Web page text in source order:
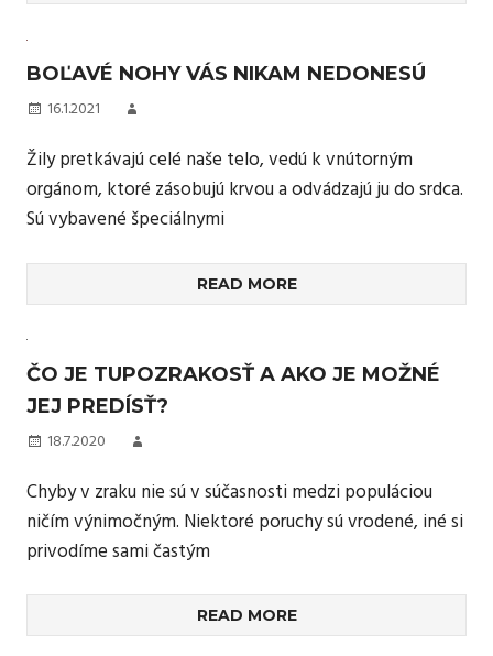
BOĽAVÉ NOHY VÁS NIKAM NEDONESÚ
16.1.2021
Žily pretkávajú celé naše telo, vedú k vnútorným
orgánom, ktoré zásobujú krvou a odvádzajú ju do srdca.
Sú vybavené špeciálnymi
READ MORE
ČO JE TUPOZRAKOSŤ A AKO JE MOŽNÉ
JEJ PREDÍSŤ?
18.7.2020
Chyby v zraku nie sú v súčasnosti medzi populáciou
ničím výnimočným. Niektoré poruchy sú vrodené, iné si
privodíme sami častým
READ MORE